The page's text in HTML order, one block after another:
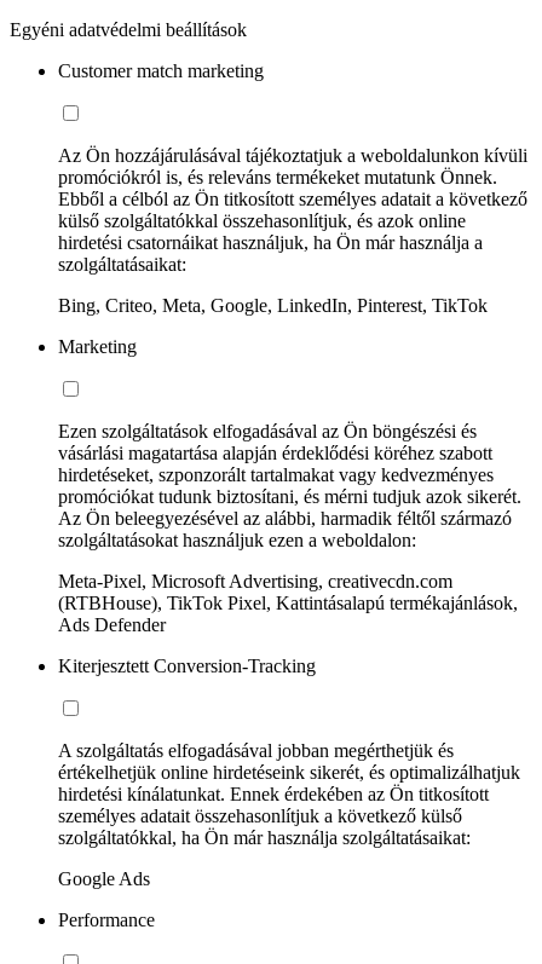
Egyéni adatvédelmi beállítások
Customer match marketing
Az Ön hozzájárulásával tájékoztatjuk a weboldalunkon kívüli
promóciókról is, és releváns termékeket mutatunk Önnek.
Ebből a célból az Ön titkosított személyes adatait a következő
külső szolgáltatókkal összehasonlítjuk, és azok online
hirdetési csatornáikat használjuk, ha Ön már használja a
szolgáltatásaikat:
Bing, Criteo, Meta, Google, LinkedIn, Pinterest, TikTok
Marketing
Ezen szolgáltatások elfogadásával az Ön böngészési és
vásárlási magatartása alapján érdeklődési köréhez szabott
hirdetéseket, szponzorált tartalmakat vagy kedvezményes
promóciókat tudunk biztosítani, és mérni tudjuk azok sikerét.
Az Ön beleegyezésével az alábbi, harmadik féltől származó
szolgáltatásokat használjuk ezen a weboldalon:
Meta-Pixel, Microsoft Advertising, creativecdn.com
(RTBHouse), TikTok Pixel, Kattintásalapú termékajánlások,
Ads Defender
Kiterjesztett Conversion-Tracking
A szolgáltatás elfogadásával jobban megérthetjük és
értékelhetjük online hirdetéseink sikerét, és optimalizálhatjuk
hirdetési kínálatunkat. Ennek érdekében az Ön titkosított
személyes adatait összehasonlítjuk a következő külső
szolgáltatókkal, ha Ön már használja szolgáltatásaikat:
Google Ads
Performance